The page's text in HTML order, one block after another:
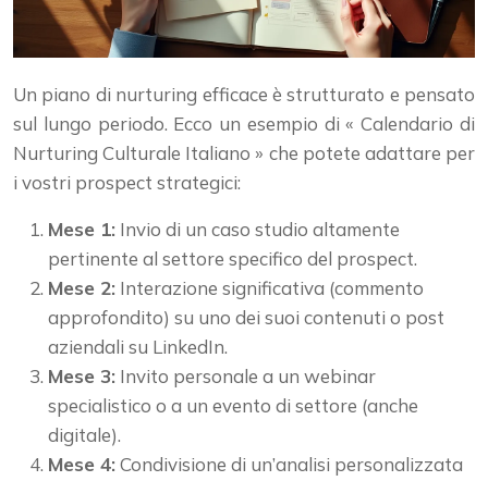
Un piano di nurturing efficace è strutturato e pensato
sul lungo periodo. Ecco un esempio di « Calendario di
Nurturing Culturale Italiano » che potete adattare per
i vostri prospect strategici:
Mese 1: Invio di un caso studio altamente
pertinente al settore specifico del prospect.
Mese 2: Interazione significativa (commento
approfondito) su uno dei suoi contenuti o post
aziendali su LinkedIn.
Mese 3: Invito personale a un webinar
specialistico o a un evento di settore (anche
digitale).
Mese 4: Condivisione di un’analisi personalizzata